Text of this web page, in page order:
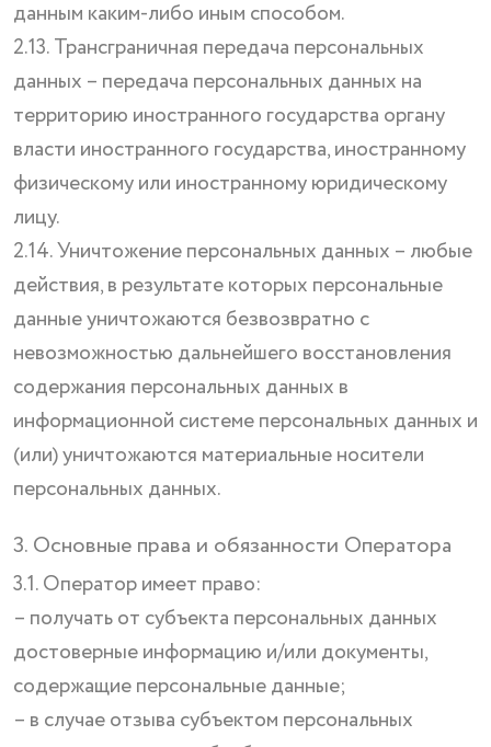
данным каким-либо иным способом.
2.13. Трансграничная передача персональных
данных – передача персональных данных на
территорию иностранного государства органу
власти иностранного государства, иностранному
физическому или иностранному юридическому
лицу.
2.14. Уничтожение персональных данных – любые
действия, в результате которых персональные
данные уничтожаются безвозвратно с
невозможностью дальнейшего восстановления
содержания персональных данных в
информационной системе персональных данных и
(или) уничтожаются материальные носители
персональных данных.
3. Основные права и обязанности Оператора
3.1. Оператор имеет право:
– получать от субъекта персональных данных
достоверные информацию и/или документы,
содержащие персональные данные;
– в случае отзыва субъектом персональных